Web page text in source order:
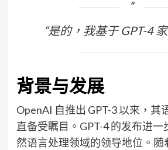
“是的，我基于 GPT-4
背景与发展
OpenAI 自推出 GPT-3 以来，其
直备受瞩目。GPT-4 的发布进一
然语言处理领域的领导地位。随